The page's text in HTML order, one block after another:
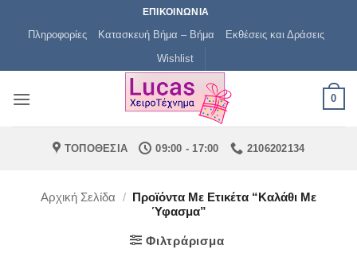
ΕΠΙΚΟΙΝΩΝΙΑ
Πληροφορίες Κατασκευή Βήμα – Βήμα
Εκθέσεις και Δράσεις
Wishlist
0
ΤΟΠΟΘΕΣΙΑ 09:00 - 17:00 2106202134
Αρχική Σελίδα / Προϊόντα Με Ετικέτα “καλάθι Με
Ύφασμα”
Φιλτράρισμα